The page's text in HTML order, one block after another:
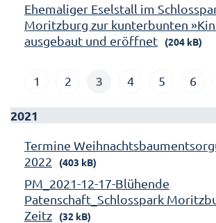
Ehemaliger Eselstall im
Moritzburg zur kunterbunten
ausgebaut und eröffnet
(204 kB)
1 2 3 4 5 6
2021
Termine
2022
(403 kB)
PM_2021-12-17-Blühende
Patenschaft_Schlosspark
Zeitz
(32 kB)